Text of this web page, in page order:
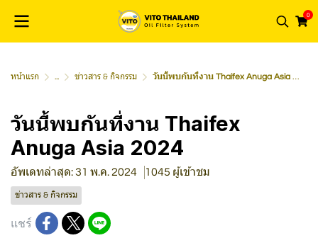
0
หน้าแรก ... ข่าวสาร & กิจกรรม วันนี้พบกันที่งาน Thaifex Anuga Asia 2024
วันนี้พบกันที่งาน Thaifex
Anuga Asia 2024
อัพเดทล่าสุด: 31 พ.ค. 2024 1045 ผู้เข้าชม
ข่าวสาร & กิจกรรม
แชร์